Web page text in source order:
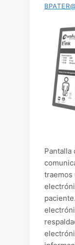
Pantalla
traemos